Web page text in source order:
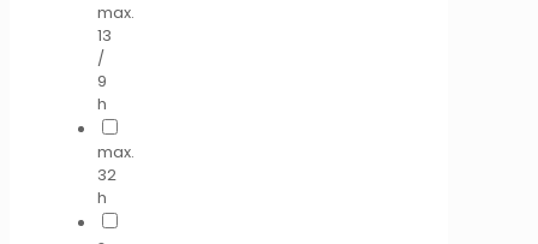
max.
13
/
9
h
max.
32
h